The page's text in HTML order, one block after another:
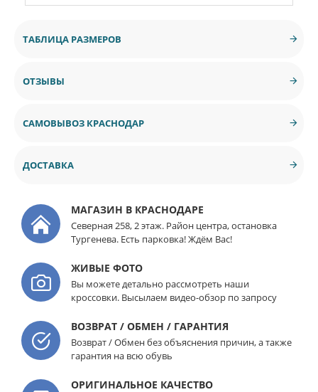
ТАБЛИЦА РАЗМЕРОВ
ОТЗЫВЫ
САМОВЫВОЗ КРАСНОДАР
ДОСТАВКА
МАГАЗИН В КРАСНОДАРЕ
Северная 258, 2 этаж. Район центра, остановка
Тургенева. Есть парковка! Ждём Вас!
ЖИВЫЕ ФОТО
Вы можете детально рассмотреть наши
кроссовки. Высылаем видео-обзор по запросу
ВОЗВРАТ / ОБМЕН / ГАРАНТИЯ
Возврат / Обмен без объяснения причин, а также
гарантия на всю обувь
ОРИГИНАЛЬНОЕ КАЧЕСТВО